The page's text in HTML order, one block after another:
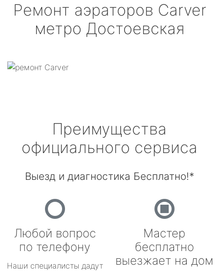
Ремонт аэраторов Carver
метро Достоевская
Преимущества
официального сервиса
Выезд и диагностика Бесплатно!*
Любой вопрос
по телефону
Наши специалисты дадут
Мастер
бесплатно
выезжает на дом